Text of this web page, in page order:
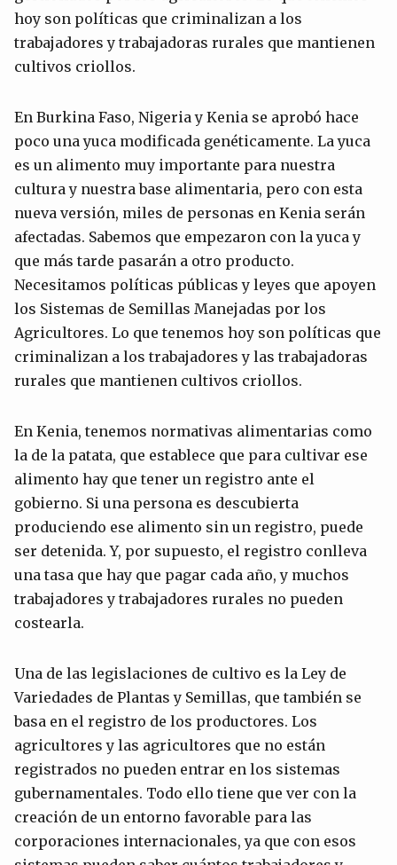
hoy son políticas que criminalizan a los
trabajadores y trabajadoras rurales que mantienen
cultivos criollos.
En Burkina Faso, Nigeria y Kenia se aprobó hace
poco una yuca modificada genéticamente. La yuca
es un alimento muy importante para nuestra
cultura y nuestra base alimentaria, pero con esta
nueva versión, miles de personas en Kenia serán
afectadas. Sabemos que empezaron con la yuca y
que más tarde pasarán a otro producto.
Necesitamos políticas públicas y leyes que apoyen
los Sistemas de Semillas Manejadas por los
Agricultores. Lo que tenemos hoy son políticas que
criminalizan a los trabajadores y las trabajadoras
rurales que mantienen cultivos criollos.
En Kenia, tenemos normativas alimentarias como
la de la patata, que establece que para cultivar ese
alimento hay que tener un registro ante el
gobierno. Si una persona es descubierta
produciendo ese alimento sin un registro, puede
ser detenida. Y, por supuesto, el registro conlleva
una tasa que hay que pagar cada año, y muchos
trabajadores y trabajadores rurales no pueden
costearla.
Una de las legislaciones de cultivo es la Ley de
Variedades de Plantas y Semillas, que también se
basa en el registro de los productores. Los
agricultores y las agricultores que no están
registrados no pueden entrar en los sistemas
gubernamentales. Todo ello tiene que ver con la
creación de un entorno favorable para las
corporaciones internacionales, ya que con esos